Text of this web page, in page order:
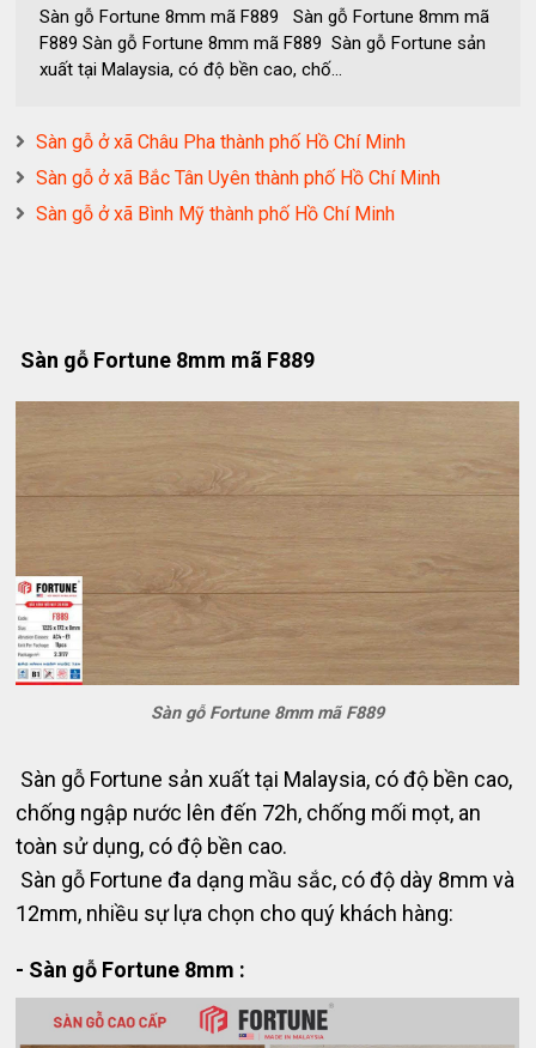
Sàn gỗ Fortune 8mm mã F889 Sàn gỗ Fortune 8mm mã
F889 Sàn gỗ Fortune 8mm mã F889 Sàn gỗ Fortune sản
xuất tại Malaysia, có độ bền cao, chố...
Sàn gỗ ở xã Châu Pha thành phố Hồ Chí Minh
Sàn gỗ ở xã Bắc Tân Uyên thành phố Hồ Chí Minh
Sàn gỗ ở xã Bình Mỹ thành phố Hồ Chí Minh
Sàn gỗ Fortune 8mm mã F889
Sàn gỗ Fortune 8mm mã F889
Sàn gỗ Fortune sản xuất tại Malaysia, có độ bền cao,
chống ngập nước lên đến 72h, chống mối mọt, an
toàn sử dụng, có độ bền cao.
Sàn gỗ Fortune đa dạng mầu sắc, có độ dày 8mm và
12mm, nhiều sự lựa chọn cho quý khách hàng:
- Sàn gỗ Fortune 8mm :